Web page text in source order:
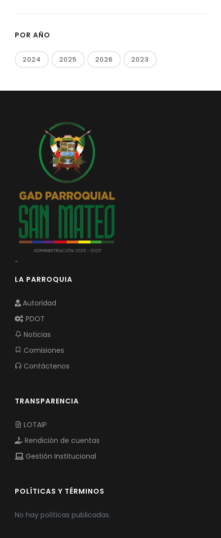
POR AÑO
2024 2025 2026 2023
-
LA PARROQUIA
Autoridad
PDOT
Noticias
Comisiones
Contáctenos
TRANSPARENCIA
LOTAIP
Rendición de cuentas
Gestión Institucional
POLÍTICAS Y TÉRMINOS
No hay políticas publicadas.